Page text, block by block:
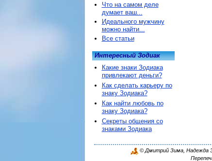
Что на самом деле
думает ваш...
Идеального мужчину
можно найти...
Все статьи
Интересный Зодиак
Какие знаки Зодиака
привлекают деньги?
Как сделать карьеру по
знаку Зодиака?
Как найти любовь по
знаку Зодиака?
Секреты общения со
знаками Зодиака
© Дмитрий Зима, Надежда